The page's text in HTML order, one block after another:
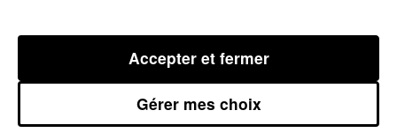
à 15h25
Gérer mes choix
Accepter et fermer